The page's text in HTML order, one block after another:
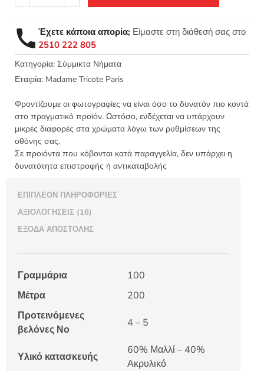
Madame
Tricote
Paris
Σύμμικτο
Πλεξίματος
100γρ.
200μ.
ποσότητα
Έχετε κάποια απορία; Είμαστε στη διάθεσή σας στο
2510 222 805
Κατηγορία: Σύμμικτα Νήματα
Εταιρία: Madame Tricote Paris
Φροντίζουμε οι φωτογραφίες να είναι όσο το δυνατόν πιο κοντά
στο πραγματικό προϊόν. Ωστόσο, ενδέχεται να υπάρχουν
μικρές διαφορές στα χρώματα λόγω των ρυθμίσεων της
οθόνης σας.
Σε προιόντα που κόβονται κατά παραγγελία, δεν υπάρχει η
δυνατότητα επιστροφής ή αντικαταβολής
ΕΠΙΠΛΈΟΝ ΠΛΗΡΟΦΟΡΊΕΣ
ΑΞΙΟΛΟΓΉΣΕΙΣ (16)
ΈΞΟΔΑ ΑΠΟΣΤΟΛΉΣ
Γραμμάρια
100
Μέτρα
200
Προτεινόμενες
βελόνες Νο
4 – 5
Υλικό κατασκευής
60% Μαλλί – 40%
Ακρυλικό